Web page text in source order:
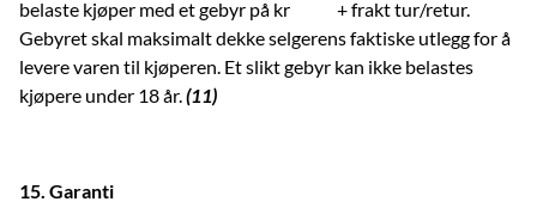
belaste kjøper med et gebyr på kr + frakt tur/retur.
Gebyret skal maksimalt dekke selgerens faktiske utlegg for å
levere varen til kjøperen. Et slikt gebyr kan ikke belastes
kjøpere under 18 år.(11)
15. Garanti